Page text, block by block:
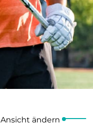
Ansicht ändern